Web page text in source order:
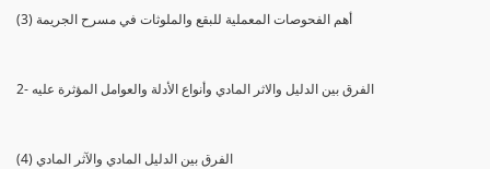
(3) أهم الفحوصات المعملية للبقع والملوثات في مسرح الجريمة
2- الفرق بين الدليل والاثر المادي وأنواع الأدلة والعوامل المؤثرة عليه
(4) الفرق بين الدليل المادي والآثر المادي